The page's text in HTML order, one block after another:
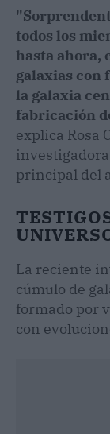
todos los
hasta ahora,
galaxias con
la galaxia
fabricación
explica Rosa
principal del
La reciente
cúmulo de
formado por
con